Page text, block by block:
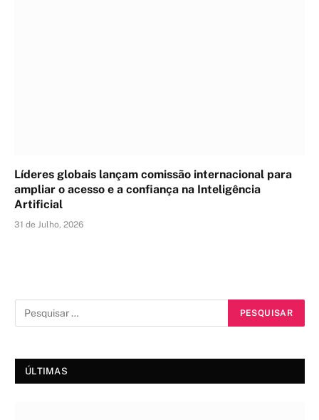
Líderes globais lançam comissão internacional para
ampliar o acesso e a confiança na Inteligência
Artificial
31 de Julho, 2026
ÚLTIMAS